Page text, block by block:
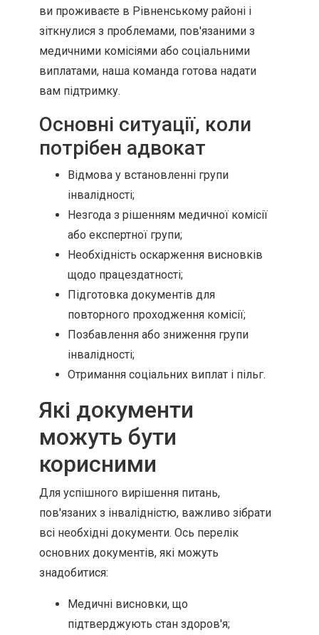
ви проживаєте в Рівненському районі і
зіткнулися з проблемами, пов'язаними з
медичними комісіями або соціальними
виплатами, наша команда готова надати
вам підтримку.
Основні ситуації, коли
потрібен адвокат
Відмова у встановленні групи
інвалідності;
Незгода з рішенням медичної комісії
або експертної групи;
Необхідність оскарження висновків
щодо працездатності;
Підготовка документів для
повторного проходження комісії;
Позбавлення або зниження групи
інвалідності;
Отримання соціальних виплат і пільг.
Які документи
можуть бути
корисними
Для успішного вирішення питань,
пов'язаних з інвалідністю, важливо зібрати
всі необхідні документи. Ось перелік
основних документів, які можуть
знадобитися:
Медичні висновки, що
підтверджують стан здоров'я;